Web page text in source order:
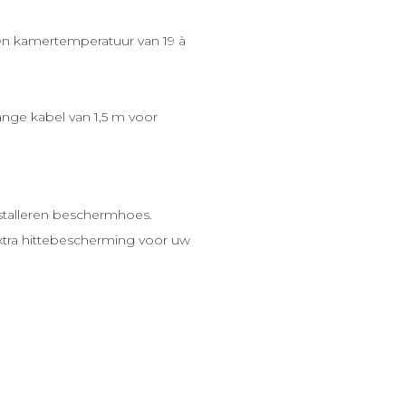
kamertemperatuur van 19 à
kabel van 1,5 m voor
beschermhoes.
hittebescherming voor uw